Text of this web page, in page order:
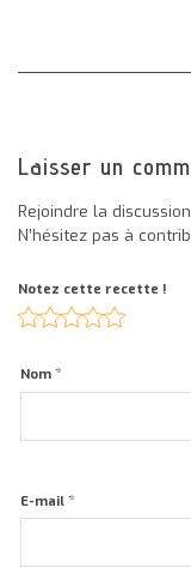
Laisser un
Rejoindre la
N’hésitez pas à
Notez cette recette !
Nom *
E-mail *